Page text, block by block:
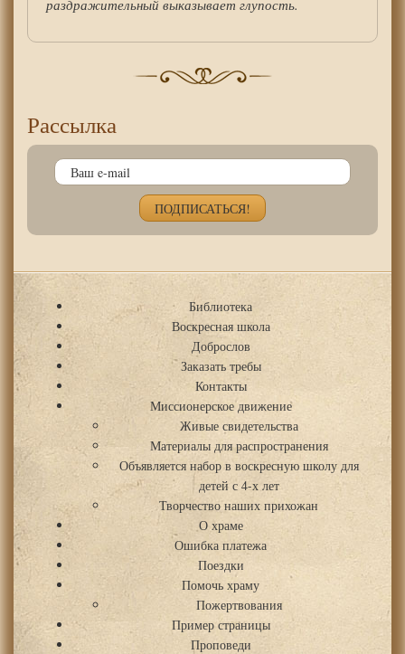
раздражительный выказывает глупость.
Рассылка
Библиотека
Воскресная школа
Доброслов
Заказать требы
Контакты
Миссионерское движение
Живые свидетельства
Материалы для распространения
Объявляется набор в воскресную школу для
детей с 4-х лет
Творчество наших прихожан
О храме
Ошибка платежа
Поездки
Помочь храму
Пожертвования
Пример страницы
Проповеди